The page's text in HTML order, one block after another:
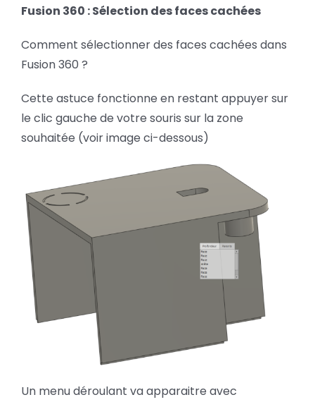
BLOG
SOCIETE
Rechercher:
Sélection
faces
Fusion 360 : Sélection des faces cachées
Comment sélectionner des faces cachées dans
Fusion 360 ?
Cette astuce fonctionne en restant appuyer sur
le clic gauche de votre souris sur la zone
souhaitée (voir image ci-dessous)
Un menu déroulant va apparaitre avec